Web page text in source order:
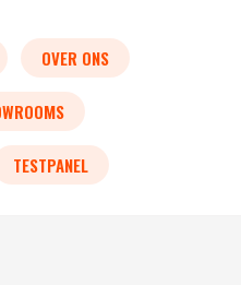
OVER ONS
TESTPANEL